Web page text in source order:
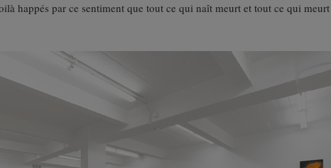
happés par ce sentiment que tout ce qui naît meurt et tout ce qui meurt